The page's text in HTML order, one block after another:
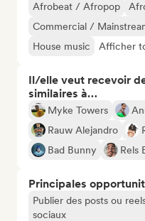
Afrobeat / Afropop
Commercial /
House music
Afficher
Il/elle veut recevoir
similaires à…
Myke Towers
Rauw Alejandro
Bad Bunny
Rels
Principales
Publier des posts ou
sociaux